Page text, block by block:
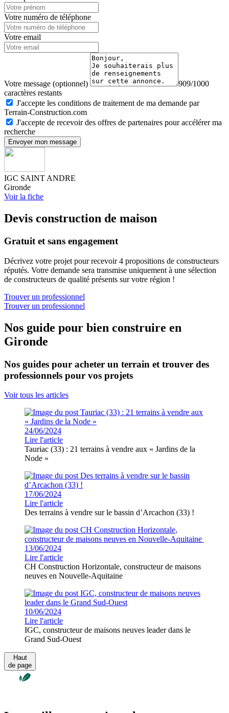
Votre numéro de téléphone
Votre email
Votre message (optionnel)
909/1000
caractères restants
J'accepte les conditions de traitement de ma demande par
Terrain-Construction.com
J'accepte de recevoir des offres de partenaires pour accélérer ma
recherche
Envoyer mon message
IGC SAINT ANDRE
Gironde
Voir la fiche
Devis construction de maison
Gratuit et sans engagement
Décrivez votre projet pour recevoir 4 propositions de constructeurs
réputés. Votre demande sera transmise uniquement à une sélection
de constructeurs de qualité présents sur votre région !
Trouver un professionnel
Trouver un professionnel
Nos guide pour bien construire en
Gironde
Nos guides pour acheter un terrain et trouver des
professionnels pour vos projets
Voir tous les articles
24/06/2024
Lire l'article
Tauriac (33) : 21 terrains à vendre aux « Jardins de la
Node »
17/06/2024
Lire l'article
Des terrains à vendre sur le bassin d’Arcachon (33) !
13/06/2024
Lire l'article
CH Construction Horizontale, constructeur de maisons
neuves en Nouvelle-Aquitaine
10/06/2024
Lire l'article
IGC, constructeur de maisons neuves leader dans le
Grand Sud-Ouest
Haut
de page